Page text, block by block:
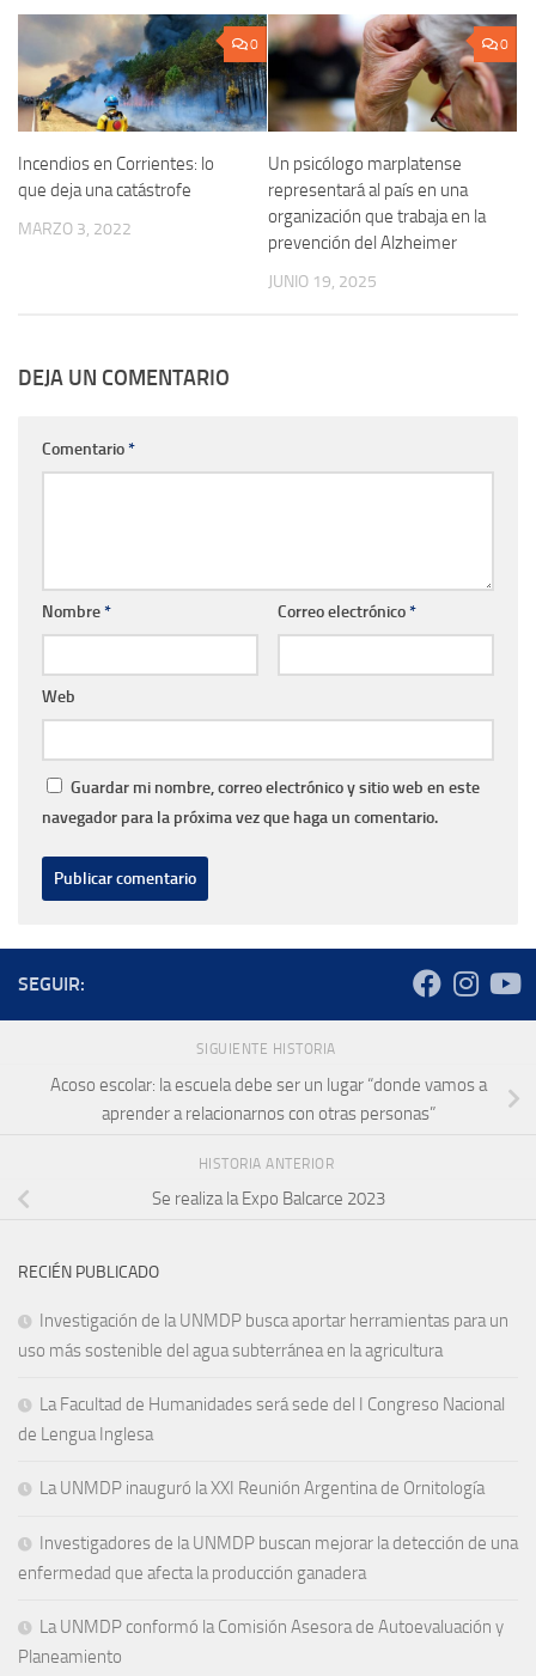
0
Incendios en Corrientes: lo
que deja una catástrofe
MARZO 3, 2022
0
Un psicólogo marplatense
representará al país en una
organización que trabaja en la
prevención del Alzheimer
JUNIO 19, 2025
DEJA UN COMENTARIO
Comentario*
Nombre* Correo electrónico*
Web
Guardar mi nombre, correo electrónico y sitio web en este
navegador para la próxima vez que haga un comentario.
SEGUIR:
SIGUIENTE HISTORIA
Acoso escolar: la escuela debe ser un lugar “donde vamos a
aprender a relacionarnos con otras personas”
HISTORIA ANTERIOR
Se realiza la Expo Balcarce 2023
RECIÉN PUBLICADO
Investigación de la UNMDP busca aportar herramientas para un
uso más sostenible del agua subterránea en la agricultura
La Facultad de Humanidades será sede del I Congreso Nacional
de Lengua Inglesa
La UNMDP inauguró la XXI Reunión Argentina de Ornitología
Investigadores de la UNMDP buscan mejorar la detección de una
enfermedad que afecta la producción ganadera
La UNMDP conformó la Comisión Asesora de Autoevaluación y
Planeamiento